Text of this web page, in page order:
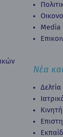
Media
Νέα